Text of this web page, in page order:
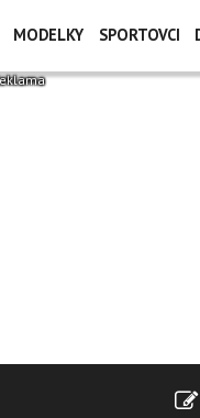
MODELKY SPORTOVCI